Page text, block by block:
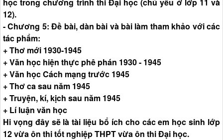
12).
- Chương 5: Đề bài, dàn bài và bài làm tham khảo với các
tác phẩm:
+ Thơ mới 1930-1945
+ Văn học hiện thực phê phán 1930 - 1945
+ Văn học Cách mạng trước 1945
+ Thơ ca sau năm 1945
+ Truyện, kí, kịch sau năm 1945
+ Lí luận văn học
Hi vọng đây sẽ là tài liệu bổ ích cho các em học sinh lớp
12 vừa ôn thi tốt nghiệp THPT vừa ôn thi Đại học.